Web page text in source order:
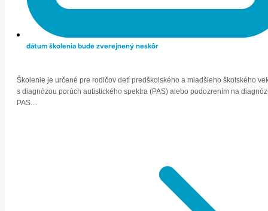
dátum školenia bude zverejnený neskôr
Školenie je určené pre rodičov detí predškolského a mladšieho školského
s diagnózou porúch autistického spektra (PAS) alebo podozrením na
PAS....